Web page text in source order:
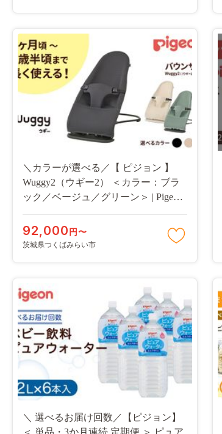
トック 災害 備蓄
＼カラーが選べる／【 ピジョン 】
Wuggy2（ウギー2） ＜カラー：ブラ
ック／ベージュ／グリーン＞ | Pigeon
ト 赤ちゃん 赤ちゃん用品 ベビー ベ
ビーグッズ ベビー用品 出産祝い 折り
92,000 円〜
茨城県つくばみらい市
＼ 選べるお届け回数／【ピジョン】
＜ 単品・3か月連続 定期便 ＞ ピュア